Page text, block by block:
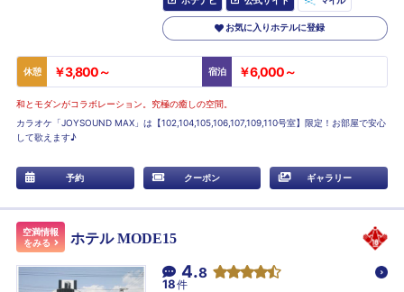
お気に入りホテルに登録
休憩 ￥3,800～ 宿泊 ￥6,000～
和とモダンがコラボレーション。究極の癒しの空間。
カラオケ「JOYSOUND MAX」は【102,104,105,106,107,109,110号室】限定！お部屋で安心
して歌えます♪
予約 クーポン ギャラリー
空満情報
をみる
ホテル MODE15
4.8
18件